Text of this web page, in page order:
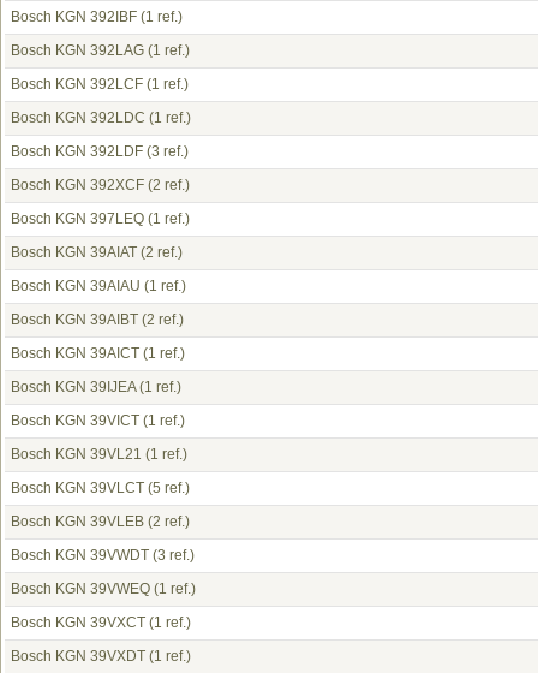
Bosch KGN 392IBF (1 ref.)
Bosch KGN 392LAG (1 ref.)
Bosch KGN 392LCF (1 ref.)
Bosch KGN 392LDC (1 ref.)
Bosch KGN 392LDF (3 ref.)
Bosch KGN 392XCF (2 ref.)
Bosch KGN 397LEQ (1 ref.)
Bosch KGN 39AIAT (2 ref.)
Bosch KGN 39AIAU (1 ref.)
Bosch KGN 39AIBT (2 ref.)
Bosch KGN 39AICT (1 ref.)
Bosch KGN 39IJEA(1 ref.)
Bosch KGN 39VICT (1 ref.)
Bosch KGN 39VL21 (1 ref.)
Bosch KGN 39VLCT (5 ref.)
Bosch KGN 39VLEB (2 ref.)
Bosch KGN 39VWDT (3 ref.)
Bosch KGN 39VWEQ (1 ref.)
Bosch KGN 39VXCT (1 ref.)
Bosch KGN 39VXDT (1 ref.)